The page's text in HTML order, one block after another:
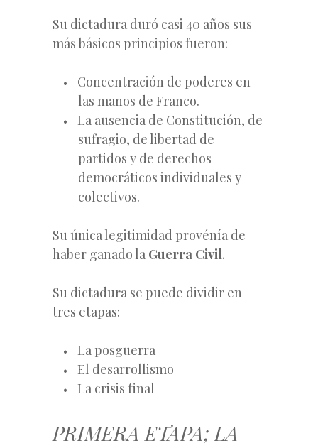
Su dictadura duró casi 40 años sus
más básicos principios fueron:
Concentración de poderes en
las manos de Franco.
La ausencia de Constitución, de
sufragio, de libertad de
partidos y de derechos
democráticos individuales y
colectivos.
Su única legitimidad provénía de
haber ganado la Guerra Civil.
Su dictadura se puede dividir en
tres etapas:
La posguerra
El desarrollismo
La crisis final
PRIMERA ETAPA; LA